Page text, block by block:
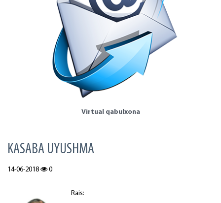
Virtual qabulxona
KASABA UYUSHMA
14-06-2018 0
Rais: